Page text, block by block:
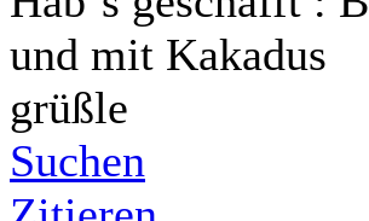
und mit Kakadus
grüßle
Suchen